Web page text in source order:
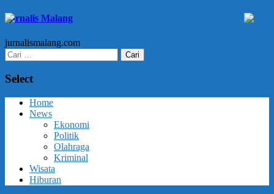
Jurnalis Malang
jurnalismalang.com
Cari
untuk:
Select
Home
News
Ekonomi
Politik
Olahraga
Kriminal
Wisata
Hiburan